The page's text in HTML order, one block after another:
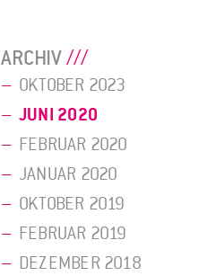
ARCHIV
OKTOBER 2023
JUNI 2020
FEBRUAR 2020
JANUAR 2020
OKTOBER 2019
FEBRUAR 2019
DEZEMBER 2018